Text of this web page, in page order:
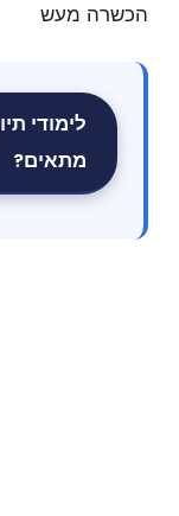
הכשרה מעש
לימודי
מתאים?